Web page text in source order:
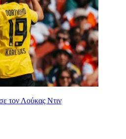
τον Λούκας Ντιν